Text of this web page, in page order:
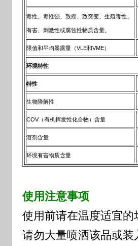
毒性、毒性强、致癌、致突变、生殖毒性、
有害、刺激性或腐蚀性物质含量。
限值和平均暴露量（VLE和VME）
环境特性
特性
生物降解性
COV（有机挥发性化合物）含量
溶剂含量
环境有害物质含量
使用注意事项
使用前请在温度适宜的
请勿大量喷洒该品或